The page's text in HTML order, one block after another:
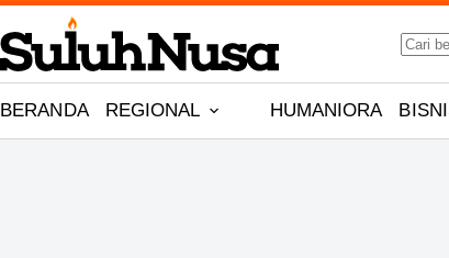
Skip
to
content
No
BERANDA REGIONAL HUMANIORA